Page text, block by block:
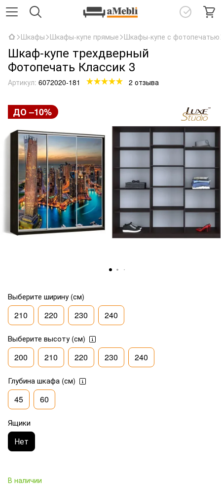
Шкафы Шкафы-купе прямые Шкафы-купе с фотопечатью
Шкаф-купе трехдверный
Фотопечать Классик 3
Артикул: 6072020-181 2 отзыва
ДО –10%
Выберите ширину (см)
210 220 230 240
Выберите высоту (см)
200 210 220 230 240
Глубина шкафа (см)
45 60
Ящики
Нет
В наличии